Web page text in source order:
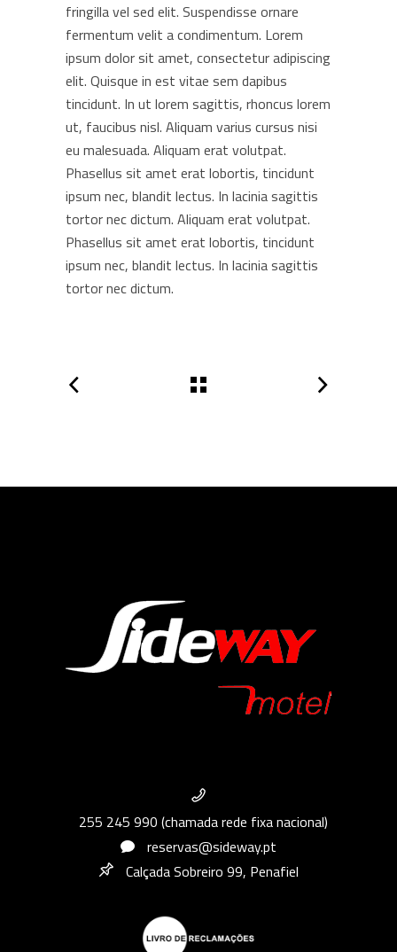
fringilla vel sed elit. Suspendisse ornare
fermentum velit a condimentum. Lorem
ipsum dolor sit amet, consectetur adipiscing
elit. Quisque in est vitae sem dapibus
tincidunt. In ut lorem sagittis, rhoncus lorem
ut, faucibus nisl. Aliquam varius cursus nisi
eu malesuada. Aliquam erat volutpat.
Phasellus sit amet erat lobortis, tincidunt
ipsum nec, blandit lectus. In lacinia sagittis
tortor nec dictum. Aliquam erat volutpat.
Phasellus sit amet erat lobortis, tincidunt
ipsum nec, blandit lectus. In lacinia sagittis
tortor nec dictum.
255 245 990 (chamada rede fixa nacional)
reservas@sideway.pt
Calçada Sobreiro 99, Penafiel